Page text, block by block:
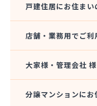
中美燃料株式会社
田中商店
田中商店
藤本商店
平尾商店
戸建住居にお住まい
店舗・業務用でご利
大家様・管理会社 様
分譲マンションにお